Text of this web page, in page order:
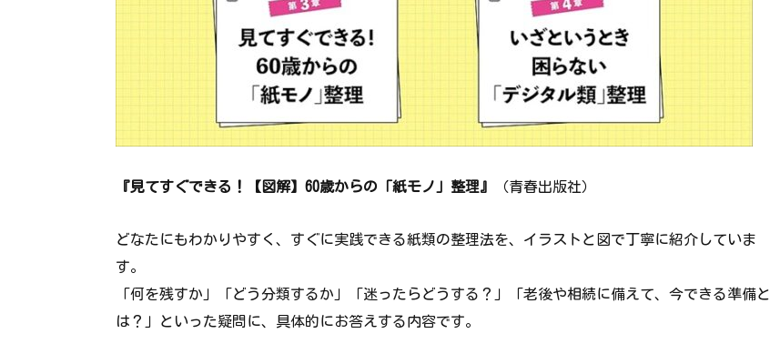
『見てすぐできる！【図解】60歳からの「紙モノ」整理』 （青春出版社）
どなたにもわかりやすく、すぐに実践できる紙類の整理法を、イラストと図で丁寧に紹介していま
す。
「何を残すか」「どう分類するか」「迷ったらどうする？」「老後や相続に備えて、今できる準備と
は？」といった疑問に、具体的にお答えする内容です。